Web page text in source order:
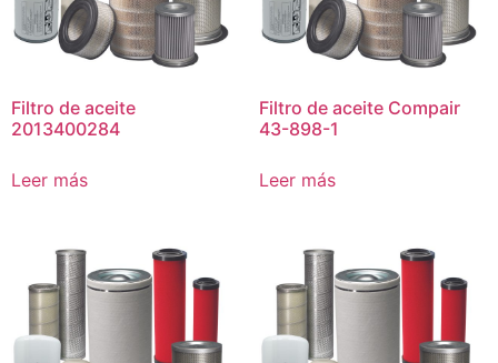
Filtro de aceite
2013400284
Leer más
Filtro de aceite Compair
43-898-1
Leer más